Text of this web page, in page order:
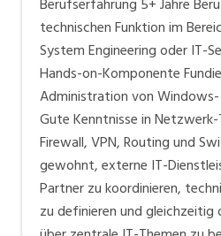
Berufserfahrung 5+ Jahre
technischen Funktion im
System Engineering oder IT-
Hands-on-Komponente
Administration von Windows-
Gute Kenntnisse in
Firewall, VPN, Routing und
gewohnt, externe IT-
Partner zu koordinieren,
zu definieren und gleichzeitig